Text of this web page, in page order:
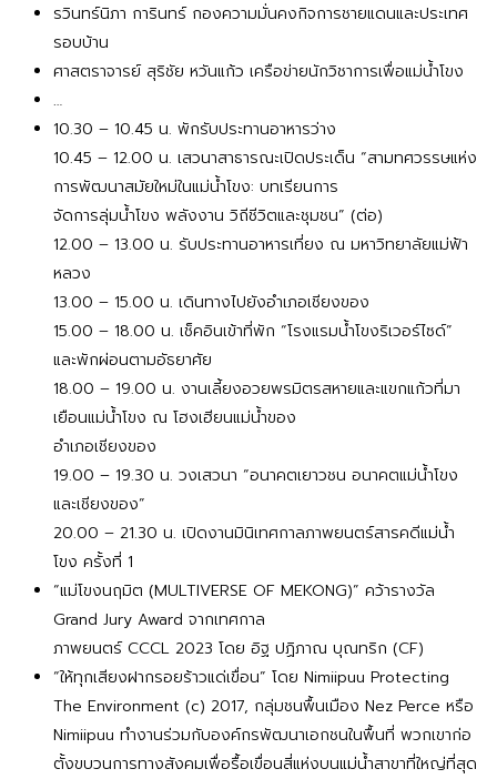
รวินทร์นิภา การินทร์ กองความมั่นคงกิจการชายแดนและประเทศ
รอบบ้าน
ศาสตราจารย์ สุริชัย หวันแก้ว เครือข่ายนักวิชาการเพื่อแม่น้ำโขง
…
10.30 – 10.45 น. พักรับประทานอาหารว่าง
10.45 – 12.00 น. เสวนาสาธารณะเปิดประเด็น “สามทศวรรษแห่ง
การพัฒนาสมัยใหม่ในแม่น้ำโขง: บทเรียนการ
จัดการลุ่มน้ำโขง พลังงาน วิถีชีวิตและชุมชน” (ต่อ)
12.00 – 13.00 น. รับประทานอาหารเที่ยง ณ มหาวิทยาลัยแม่ฟ้า
หลวง
13.00 – 15.00 น. เดินทางไปยังอำเภอเชียงของ
15.00 – 18.00 น. เช็คอินเข้าที่พัก “โรงแรมน้ำโขงริเวอร์ไซด์”
และพักผ่อนตามอัธยาศัย
18.00 – 19.00 น. งานเลี้ยงอวยพรมิตรสหายและแขกแก้วที่มา
เยือนแม่น้ำโขง ณ โฮงเฮียนแม่น้ำของ
อำเภอเชียงของ
19.00 – 19.30 น. วงเสวนา “อนาคตเยาวชน อนาคตแม่น้ำโขง
และเชียงของ”
20.00 – 21.30 น. เปิดงานมินิเทศกาลภาพยนตร์สารคดีแม่น้ำ
โขง ครั้งที่ 1
“แม่โขงนฤมิต (MULTIVERSE OF MEKONG)” คว้ารางวัล
Grand Jury Award จากเทศกาล
ภาพยนตร์ CCCL 2023 โดย อิฐ ปฏิภาณ บุณทริก (CF)
“ให้ทุกเสียงฝากรอยร้าวแด่เขื่อน” โดย Nimiipuu Protecting
The Environment (c) 2017, กลุ่มชนพื้นเมือง Nez Perce หรือ
Nimiipuu ทำงานร่วมกับองค์กรพัฒนาเอกชนในพื้นที่ พวกเขาก่อ
ตั้งขบวนการทางสังคมเพื่อรื้อเขื่อนสี่แห่งบนแม่น้ำสาขาที่ใหญ่ที่สุด